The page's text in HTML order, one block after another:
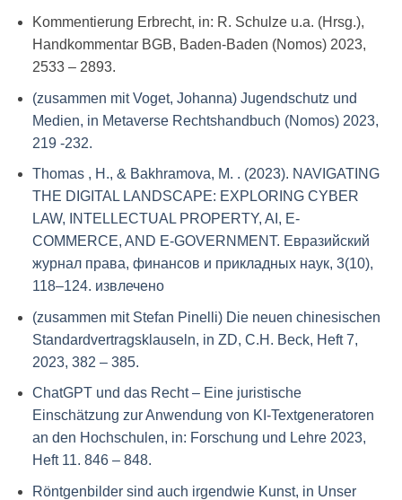
Kommentierung Erbrecht, in: R. Schulze u.a. (Hrsg.),
Handkommentar BGB, Baden-Baden (Nomos) 2023,
2533 – 2893.
(zusammen mit Voget, Johanna) Jugendschutz und
Medien, in Metaverse Rechtshandbuch (Nomos) 2023,
219 -232.
Thomas , H., & Bakhramova, M. . (2023). NAVIGATING
THE DIGITAL LANDSCAPE: EXPLORING CYBER
LAW, INTELLECTUAL PROPERTY, AI, E-
COMMERCE, AND E-GOVERNMENT. Евразийский
журнал права, финансов и прикладных наук, 3(10),
118–124. извлечено
(zusammen mit Stefan Pinelli) Die neuen chinesischen
Standardvertragsklauseln, in ZD, C.H. Beck, Heft 7,
2023, 382 – 385.
ChatGPT und das Recht – Eine juristische
Einschätzung zur Anwendung von KI-Textgeneratoren
an den Hochschulen, in: Forschung und Lehre 2023,
Heft 11. 846 – 848.
Röntgenbilder sind auch irgendwie Kunst, in Unser